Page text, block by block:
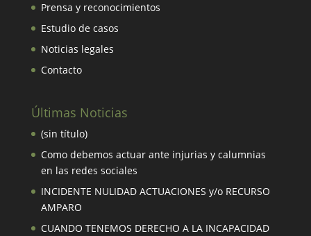
Prensa y reconocimientos
Estudio de casos
Noticias legales
Contacto
Últimas Noticias
(sin título)
Como debemos actuar ante injurias y calumnias
en las redes sociales
INCIDENTE NULIDAD ACTUACIONES y/o RECURSO
AMPARO
CUANDO TENEMOS DERECHO A LA INCAPACIDAD